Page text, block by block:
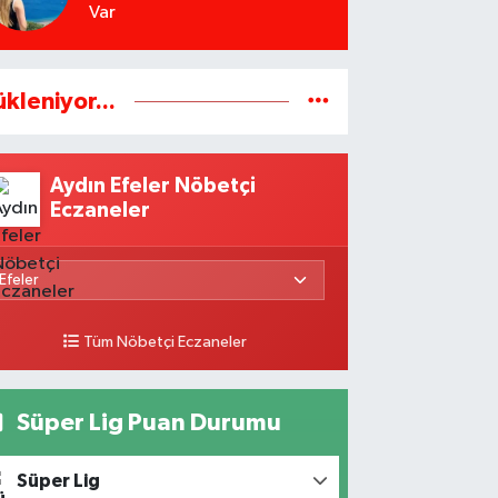
Var
Aydın Efeler Nöbetçi
Eczaneler
Tüm Nöbetçi Eczaneler
Süper Lig Puan Durumu
Süper Lig